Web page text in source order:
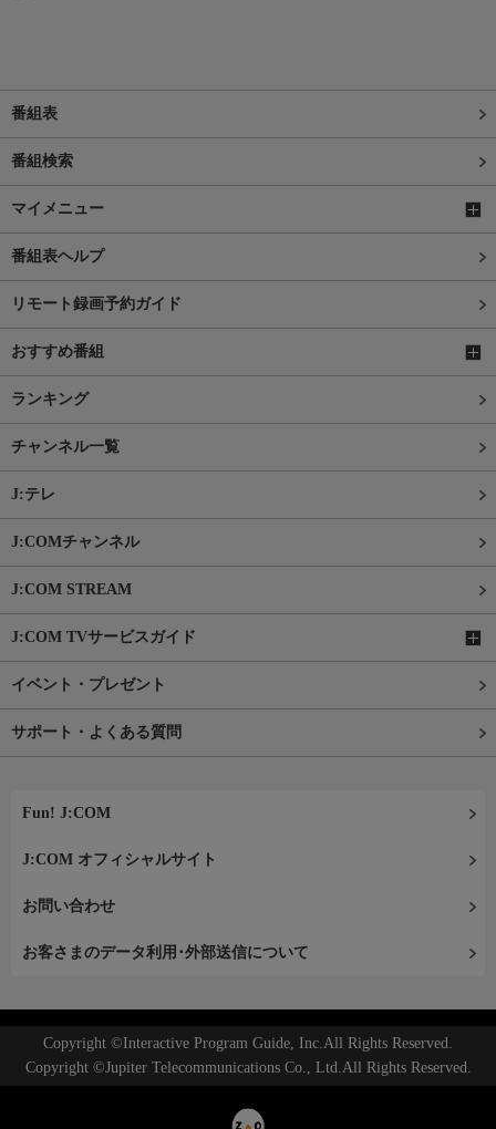
番組表
番組検索
マイメニュー
番組表ヘルプ
リモート録画予約ガイド
おすすめ番組
ランキング
チャンネル一覧
J:テレ
J:COMチャンネル
J:COM STREAM
J:COM TVサービスガイド
イベント・プレゼント
サポート・よくある質問
Fun! J:COM
J:COM オフィシャルサイト
お問い合わせ
お客さまのデータ利用･外部送信について
Copyright ©Interactive Program Guide, Inc.All Rights Reserved.
Copyright ©Jupiter Telecommunications Co., Ltd.All Rights Reserved.